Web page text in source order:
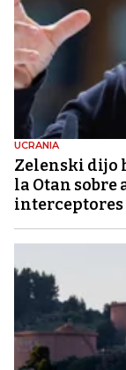
UCRANIA
Zelenski dijo
la Otan
interceptores